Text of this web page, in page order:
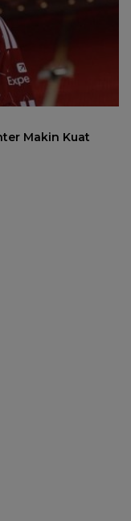
Makin Kuat